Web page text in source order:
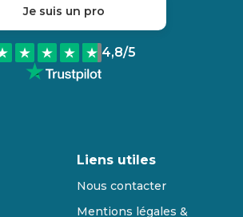
Je suis un pro
4,8/5
Liens utiles
Nous contacter
Mentions légales &